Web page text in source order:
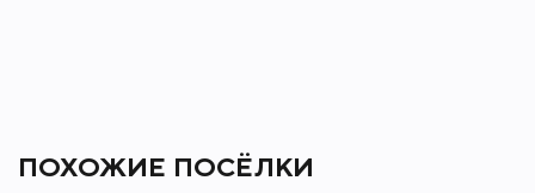
ПОХОЖИЕ ПОСЁЛКИ